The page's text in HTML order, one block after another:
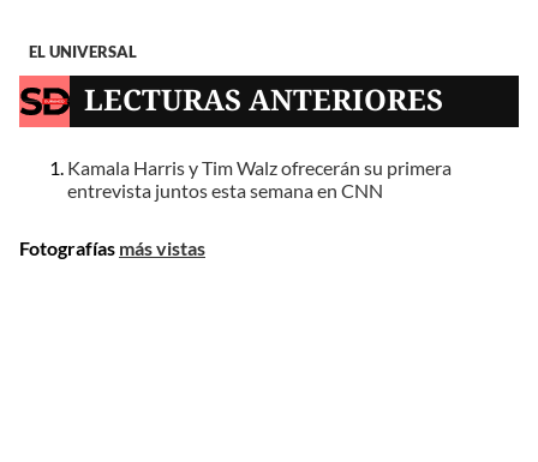
EL UNIVERSAL
LECTURAS ANTERIORES
Kamala Harris y Tim Walz ofrecerán su primera
entrevista juntos esta semana en CNN
Fotografías más vistas